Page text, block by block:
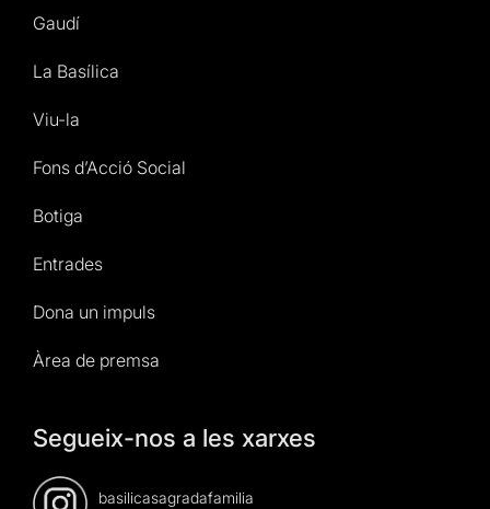
Gaudí
La Basílica
Viu-la
Fons d’Acció Social
Botiga
Entrades
Dona un impuls
Àrea de premsa
Segueix-nos a les xarxes
basilicasagradafamilia